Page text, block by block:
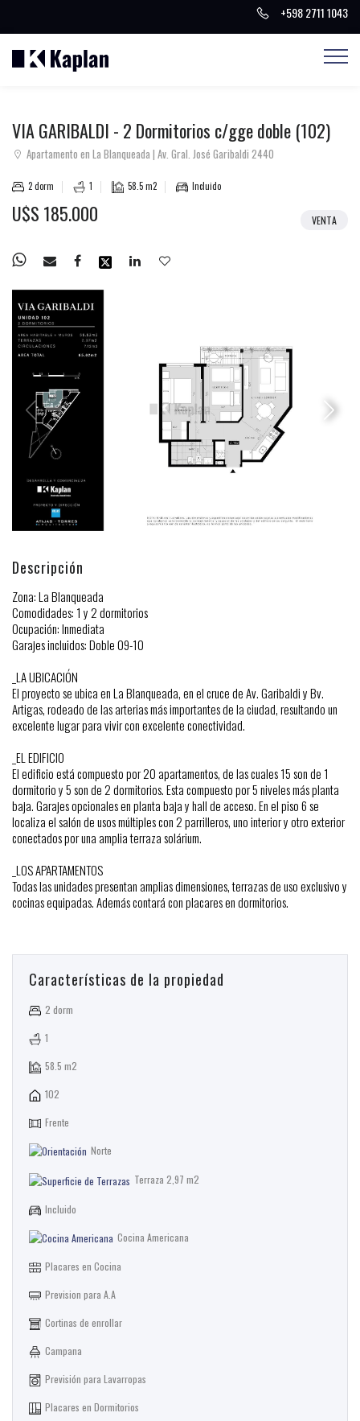
+598 2711 1043
VIA GARIBALDI - 2 Dormitorios c/gge doble (102)
Apartamento en La Blanqueada | Av. Gral. José Garibaldi 2440
2 dorm 1 58.5 m2 Incluido
U$S 185.000 VENTA
Descripción
Zona: La Blanqueada
Comodidades: 1 y 2 dormitorios
Ocupación: Inmediata
Garajes incluidos: Doble 09-10
_LA UBICACIÓN
El proyecto se ubica en La Blanqueada, en el cruce de Av. Garibaldi y Bv.
Artigas, rodeado de las arterias más importantes de la ciudad, resultando un
excelente lugar para vivir con excelente conectividad.
_EL EDIFICIO
El edificio está compuesto por 20 apartamentos, de las cuales 15 son de 1
dormitorio y 5 son de 2 dormitorios. Esta compuesto por 5 niveles más planta
baja. Garajes opcionales en planta baja y hall de acceso. En el piso 6 se
localiza el salón de usos múltiples con 2 parrilleros, uno interior y otro exterior
conectados por una amplia terraza solárium.
_LOS APARTAMENTOS
Todas las unidades presentan amplias dimensiones, terrazas de uso exclusivo y
cocinas equipadas. Además contará con placares en dormitorios.
Características de la propiedad
2 dorm
1
58.5 m2
102
Frente
Norte
Terraza 2,97 m2
Incluido
Cocina Americana
Placares en Cocina
Prevision para A.A
Cortinas de enrollar
Campana
Previsión para Lavarropas
Placares en Dormitorios